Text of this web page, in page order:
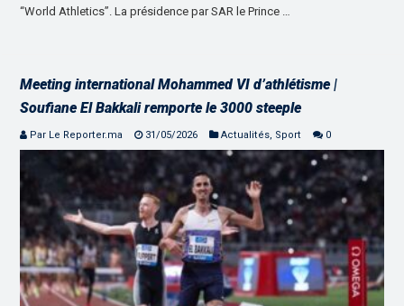
“World Athletics”. La présidence par SAR le Prince …
Meeting international Mohammed VI d’athlétisme |
Soufiane El Bakkali remporte le 3000 steeple
Par Le Reporter.ma 31/05/2026 Actualités, Sport 0